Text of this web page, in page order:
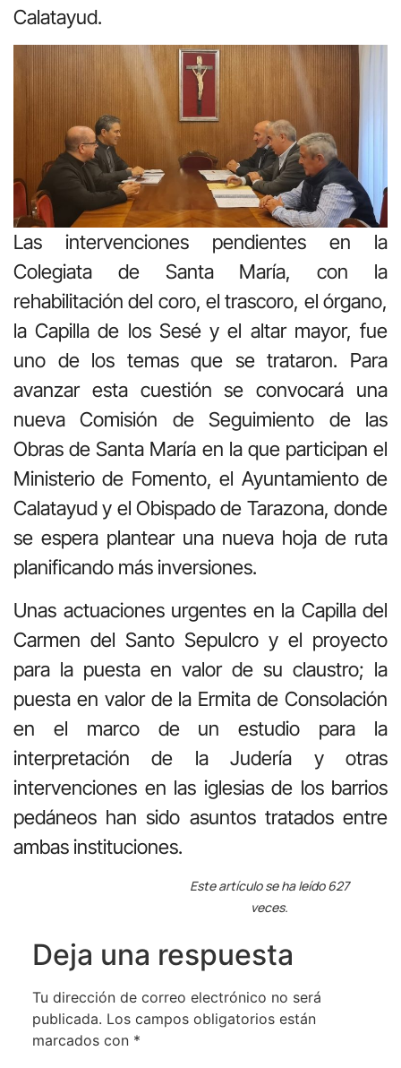
Calatayud.
Las intervenciones pendientes en la
Colegiata de Santa María, con la
rehabilitación del coro, el trascoro, el órgano,
la Capilla de los Sesé y el altar mayor, fue
uno de los temas que se trataron. Para
avanzar esta cuestión se convocará una
nueva Comisión de Seguimiento de las
Obras de Santa María en la que participan el
Ministerio de Fomento, el Ayuntamiento de
Calatayud y el Obispado de Tarazona, donde
se espera plantear una nueva hoja de ruta
planificando más inversiones.
Unas actuaciones urgentes en la Capilla del
Carmen del Santo Sepulcro y el proyecto
para la puesta en valor de su claustro; la
puesta en valor de la Ermita de Consolación
en el marco de un estudio para la
interpretación de la Judería y otras
intervenciones en las iglesias de los barrios
pedáneos han sido asuntos tratados entre
ambas instituciones.
Este artículo se ha leído 627
veces.
Deja una respuesta
Tu dirección de correo electrónico no será
publicada. Los campos obligatorios están
marcados con *